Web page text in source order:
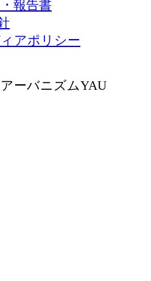
報告書
アポリシー
ーバニズムYAU